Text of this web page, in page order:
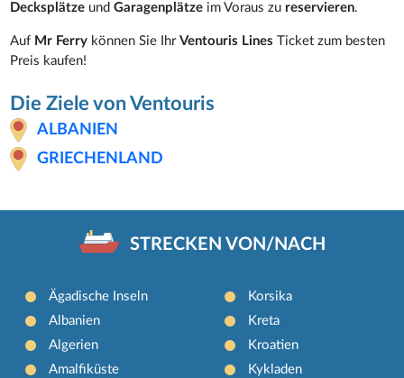
Decksplätze undGaragenplätze im Voraus zu reservieren.
Auf Mr Ferry können Sie IhrVentouris Lines Ticket zum besten
Preis kaufen!
Die Ziele von Ventouris
ALBANIEN
GRIECHENLAND
STRECKEN VON/NACH
Ägadische Inseln
Albanien
Algerien
Amalfiküste
Korsika
Kreta
Kroatien
Kykladen